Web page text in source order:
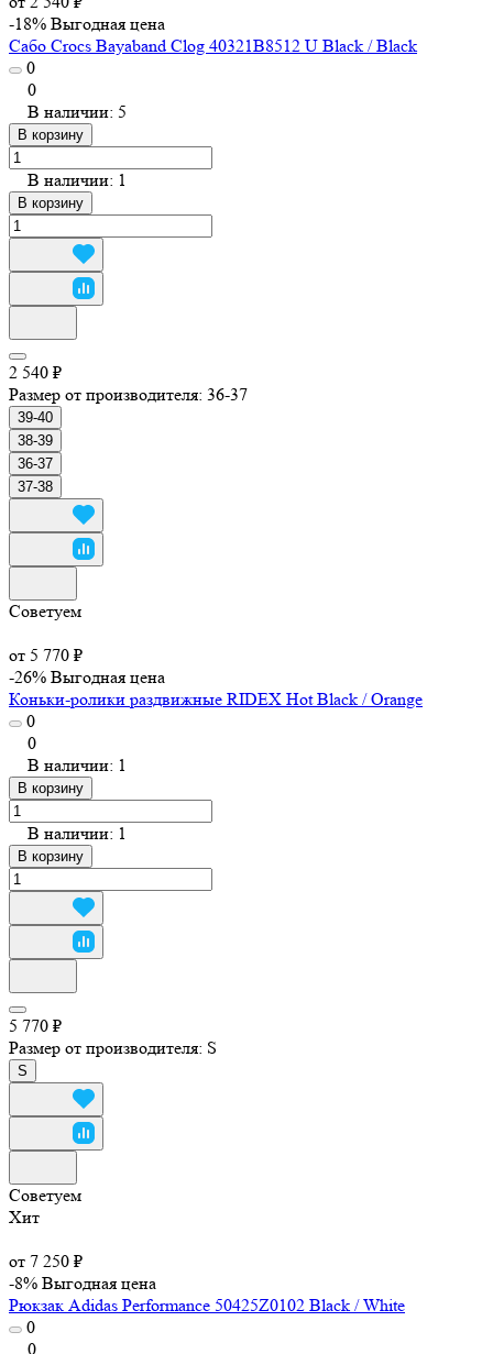
-18% Выгодная цена
Сабо Crocs Bayaband Clog 40321B8512 U Black / Black
0
0
В наличии: 5
В корзину
В наличии: 1
В корзину
2 540 ₽
Размер от производителя: 36-37
39-40
38-39
36-37
37-38
Советуем
от 5 770 ₽
-26% Выгодная цена
Коньки-ролики раздвижные RIDEX Hot Black / Orange
0
0
В наличии: 1
В корзину
В наличии: 1
В корзину
5 770 ₽
Размер от производителя: S
S
Советуем
Хит
от 7 250 ₽
-8% Выгодная цена
Рюкзак Adidas Performance 50425Z0102 Black / White
0
0